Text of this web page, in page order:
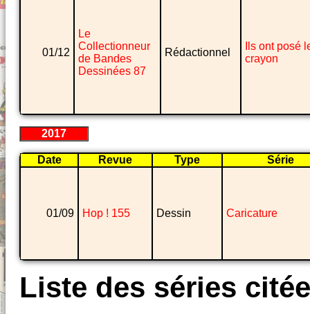
01/12
Le
Collectionneur
de Bandes
Dessinées 87
Rédactionnel
Ils ont posé
crayon
2017
Date Revue Type Série
01/09 Hop ! 155 Dessin Caricature
Liste des séries